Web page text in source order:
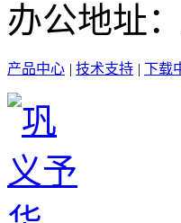
办公地址
产品中心 | 技术支持 | 下载